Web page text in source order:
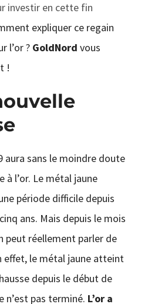
investir en cette fin
expliquer ce regain
l’or ? GoldNord vous
!
aura sans le moindre doute
à l’or. Le métal jaune
période difficile depuis
ans. Mais depuis le mois
peut réellement parler de
effet, le métal jaune atteint
depuis le début de
n’est pas terminé. L’or a